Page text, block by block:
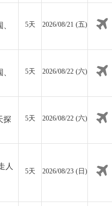
5天 2026/08/21 (五)
5天 2026/08/22 (六)
探
5天 2026/08/22 (六)
人
5天 2026/08/23 (日)